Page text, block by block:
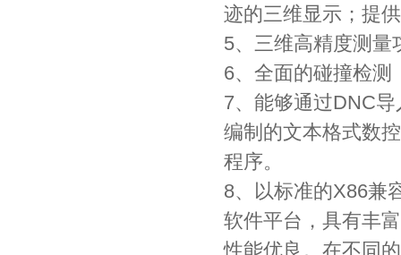
迹的三维显示；提
5、三维高精度测量
6、全面的碰撞检测
7、能够通过DNC
编制的文本格式数
程序。
8、以标准的X86兼
软件平台，具有丰
性能优良。在不同